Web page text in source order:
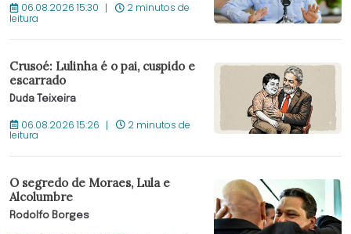
06.08.2026 15:30 2 minutos de
leitura
Crusoé: Lulinha é o pai, cuspido e
escarrado
Duda Teixeira
06.08.2026 15:26 2 minutos de
leitura
O segredo de Moraes, Lula e
Alcolumbre
Rodolfo Borges